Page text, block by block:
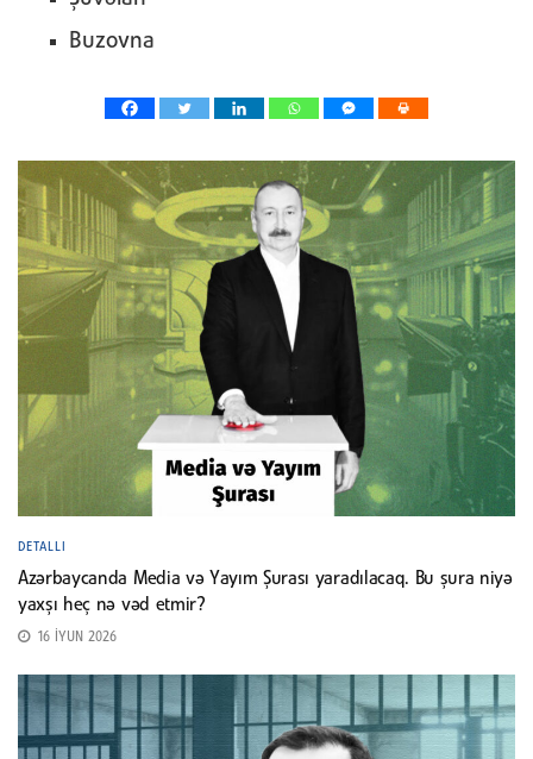
Buzovna
DETALLI
Azərbaycanda Media və Yayım Şurası yaradılacaq. Bu şura niyə
yaxşı heç nə vəd etmir?
16 İYUN 2026